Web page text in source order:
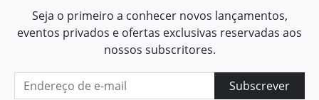
Seja o primeiro a conhecer novos lançamentos,
eventos privados e ofertas exclusivas reservadas aos
nossos subscritores.
Subscrever